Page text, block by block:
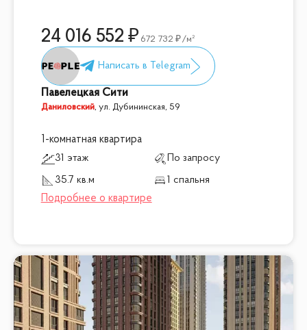
24 016 552 672 732 /м²
Павелецкая Сити
Даниловский, ул. Дубининская, 59
1-комнатная квартира
31 этаж
По запросу
35.7 кв.м
1 спальня